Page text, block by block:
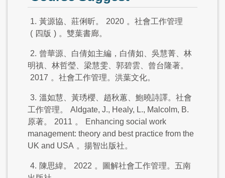
1. 黃源協、莊俐昕。 2020 。社會工作管理
( 四版 ) 。雙葉書廊。
2. 曾華源、白倩如主編，白倩如、吳慧菁、林
明禛、林哲瑩、梁慧雯、郭碧雲、曾台隆著。
2017 。社會工作管理。洪葉文化。
3. 溫如慧、黃琇櫻、趙秋蕙、鮑曉詩譯。社會
工作管理。
Aldgate, J., Healy, L., Malcolm, B.
原著。
2011 。
Enhancing social work
management: theory and best practice from the
UK and USA 。揚智出版社。
4. 陳思緯。 2022 。圖解社會工作管理。五南